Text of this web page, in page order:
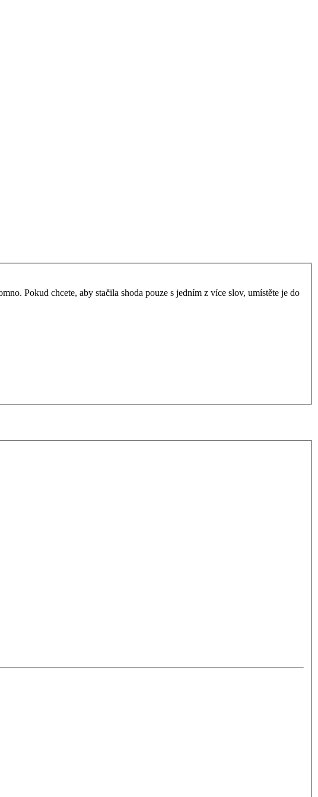
Pokud chcete, aby stačila shoda pouze s jedním z více slov, umístěte je do